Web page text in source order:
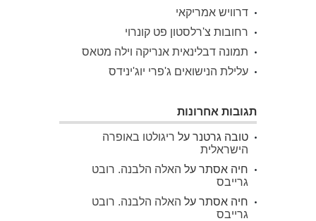
דרוויש אמריקאי
רחובות צ'רלסטון פט קונרוי
תמונה דבלינאית אנריקה וילה מטאס
עלילת הנישואים ג'פרי יוג'ינידס
תגובות אחרונות
טובה גרטנר על ריגולטו באופרה
הישראלית
חיה אסתר על האלה הלבנה. רובט
גרייבס
חיה אסתר על האלה הלבנה. רובט
גרייבס